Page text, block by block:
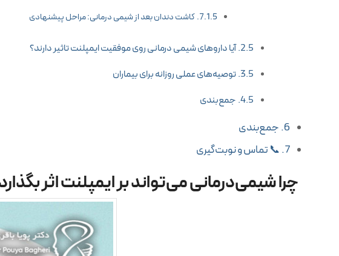
کاشت دندان بعد از شیمی درمانی: مراحل پیشنهادی
آیا داروهای شیمی درمانی روی موفقیت ایمپلنت تاثیر دارند؟
توصیه‌های عملی روزانه برای بیماران
جمع‌بندی
جمع‌بندی
📞 تماس و نوبت‌گیری
چرا شیمی‌درمانی می‌تواند بر ایمپلنت اثر